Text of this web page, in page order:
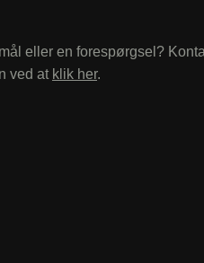
eller en forespørgsel?
ved at klik her.